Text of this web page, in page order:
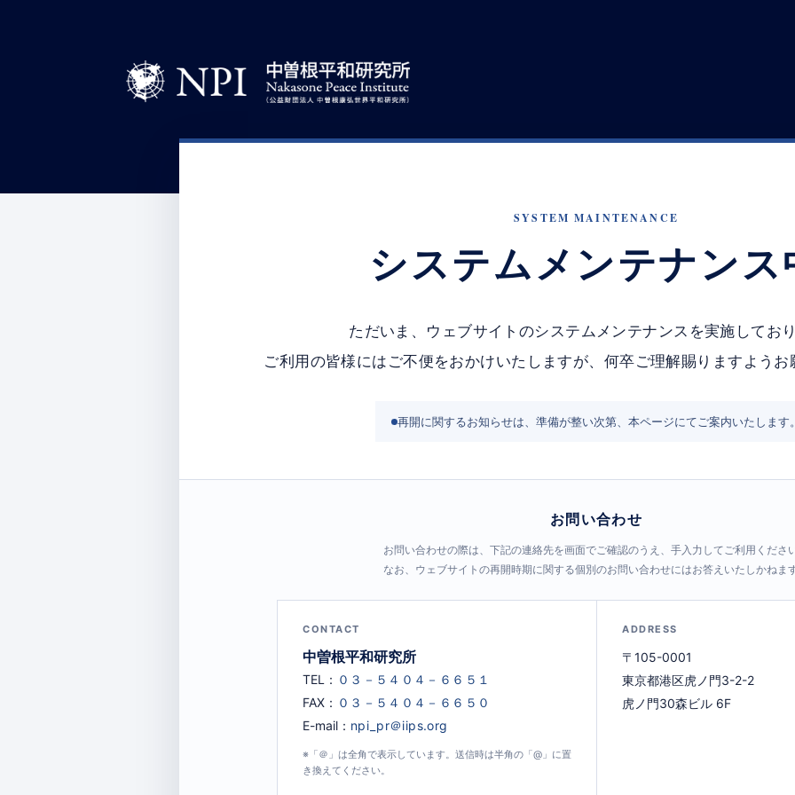
SYSTEM MAINTENANCE
システムメンテナンス
ただいま、ウェブサイトのシステムメンテナンスを実施しており
ご利用の皆様にはご不便をおかけいたしますが、何卒ご理解賜りますようお
再開に関するお知らせは、準備が整い次第、本ページにてご案内いたします。
お問い合わせ
お問い合わせの際は、下記の連絡先を画面でご確認のうえ、手入力してご利用ください
なお、ウェブサイトの再開時期に関する個別のお問い合わせにはお答えいたしかねます
CONTACT
中曽根平和研究所
TEL：
FAX：
E-mail：
※「＠」は全角で表示しています。送信時は半角の「@」に置
き換えてください。
ADDRESS
〒105-0001
東京都港区虎ノ門3-2-2
虎ノ門30森ビル 6F